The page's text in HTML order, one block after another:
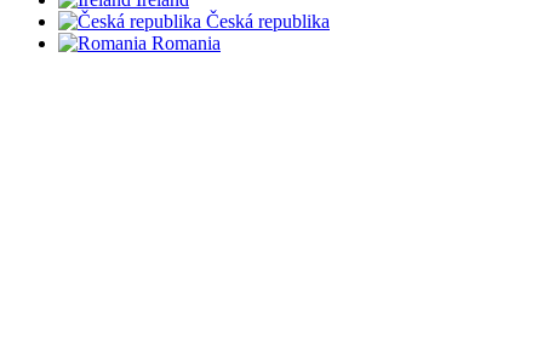
Česká republika
Romania